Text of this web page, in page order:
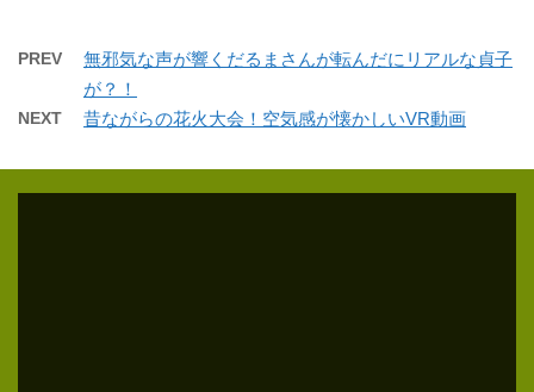
PREV
無邪気な声が響くだるまさんが転んだにリアルな貞子
が？！
NEXT 昔ながらの花火大会！空気感が懐かしいVR動画